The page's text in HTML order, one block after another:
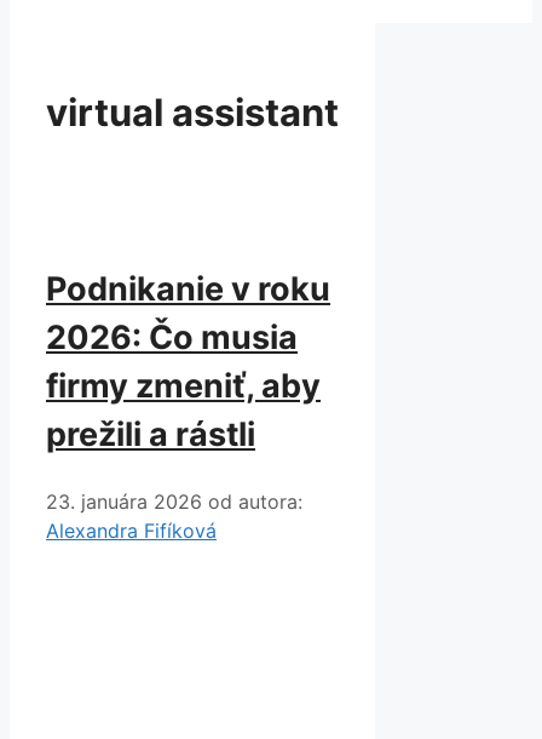
virtual assistant
Podnikanie v roku
2026: Čo musia
firmy zmeniť, aby
prežili a rástli
23. januára 2026 od autora:
Alexandra Fifíková